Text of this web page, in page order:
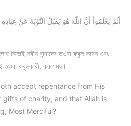
নিজেই স্বীয় বান্দাদের তওবা কবুল করেন এবং
তওবা কবুলকারী, করুণাময়।
accept repentance from His
gifts of charity, and that Allah is
Most Merciful?